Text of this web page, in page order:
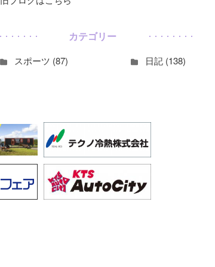
カテゴリー
スポーツ (87) 日記 (138)